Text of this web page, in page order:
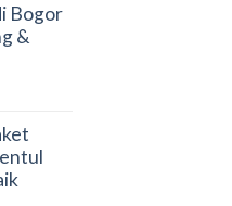
Bogor
&